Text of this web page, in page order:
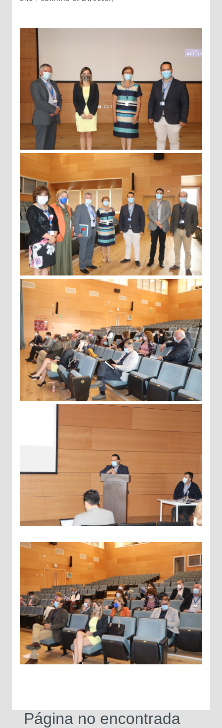
Página no encontrada